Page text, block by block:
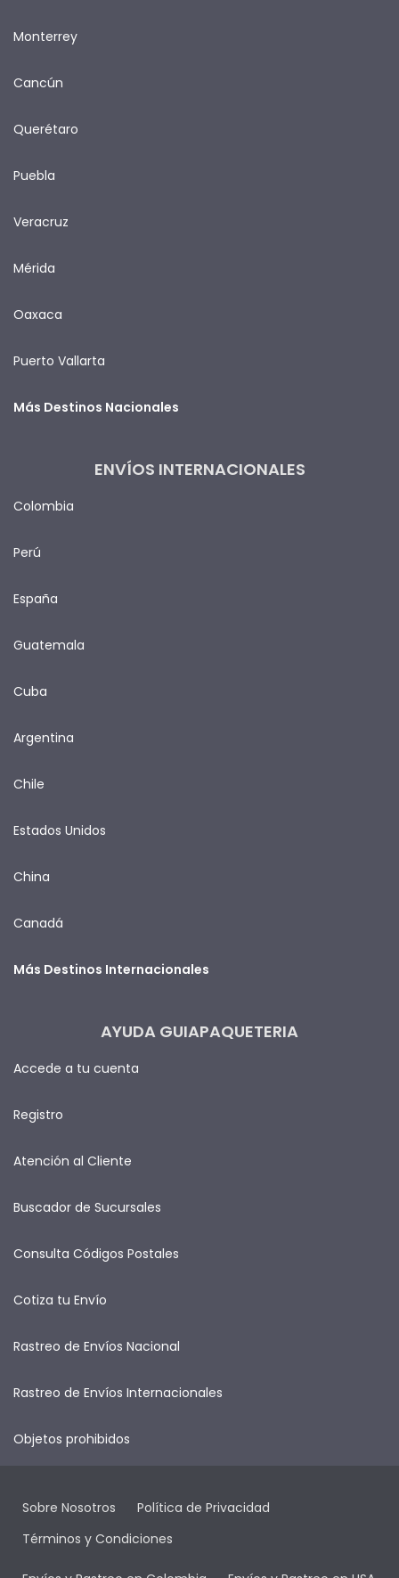
Monterrey
Cancún
Querétaro
Puebla
Veracruz
Mérida
Oaxaca
Puerto Vallarta
Más Destinos Nacionales
ENVÍOS INTERNACIONALES
Colombia
Perú
España
Guatemala
Cuba
Argentina
Chile
Estados Unidos
China
Canadá
Más Destinos Internacionales
AYUDA GUIAPAQUETERIA
Accede a tu cuenta
Registro
Atención al Cliente
Buscador de Sucursales
Consulta Códigos Postales
Cotiza tu Envío
Rastreo de Envíos Nacional
Rastreo de Envíos Internacionales
Objetos prohibidos
Sobre Nosotros
Política de Privacidad
Términos y Condiciones